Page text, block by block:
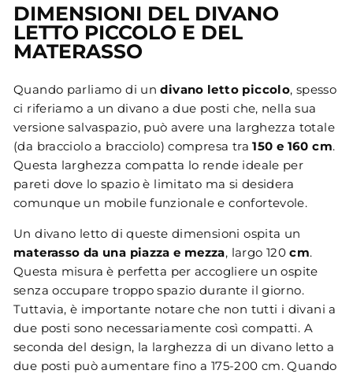
DIMENSIONI DEL DIVANO
LETTO PICCOLO E DEL
MATERASSO
Quando parliamo di undivano letto piccolo, spesso
ci riferiamo a un divano a due posti che, nella sua
versione salvaspazio, può avere una larghezza totale
(da bracciolo a bracciolo) compresa tra150 e 160 cm.
Questa larghezza compatta lo rende ideale per
pareti dove lo spazio è limitato ma si desidera
comunque un mobile funzionale e confortevole.
Un divano letto di queste dimensioni ospita un
materasso da una piazza e mezza, largo 120 cm.
Questa misura è perfetta per accogliere un ospite
senza occupare troppo spazio durante il giorno.
Tuttavia, è importante notare che non tutti i divani a
due posti sono necessariamente così compatti. A
seconda del design, la larghezza di un divano letto a
due posti può aumentare fino a 175-200 cm. Quando